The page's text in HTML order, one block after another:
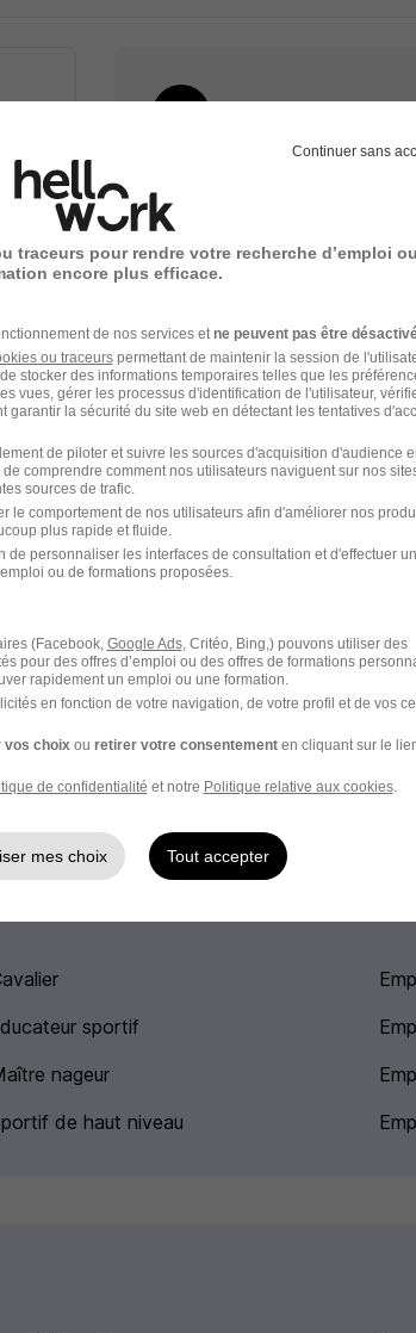
du
Élargissez votre
Emploi Sport Saint-Gaudens
Emploi Sport
Entreprises qui recrutent à Saint-
Sport
sportif
nageur
de haut niveau
Continuer sans
traceurs pour rendre votre recherche d’emploi
encore plus efficace.
de nos services etne peuvent pas être
ou traceurspermettant de maintenir la session de
stocker des informations temporaires telles que les
vues, gérer les processus d'identification de l'utilisateur,
garantir la sécurité du site web en détectant les tentatives
de piloter et suivre les sources d'acquisition d'audience
comprendre comment nos utilisateurs naviguent sur nos
sources de trafic.
le comportement de nos utilisateurs afin d'améliorer nos
plus rapide et fluide.
de personnaliser les interfaces de consultation et d'effectuer
ou de formations proposées.
(Facebook, Google Ads, Critéo, Bing,) pouvons utiliser des
pour des offres d’emploi ou des offres de formations
rapidement un emploi ou une formation.
en fonction de votre navigation, de votre profil et de vos
vos choixou retirer votre consentementen cliquant sur le
de confidentialité et notre Politique relative aux cookies.
mes choix Tout accepter